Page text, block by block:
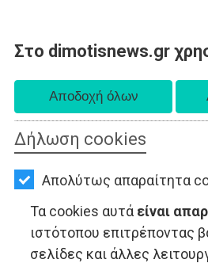
Στο dimotisnews.gr
Δήλωση cookies
Απολύτως απαραίτητα
Τα cookies αυτά είναι
ιστότοπου επιτρέποντας
σελίδες και άλλες